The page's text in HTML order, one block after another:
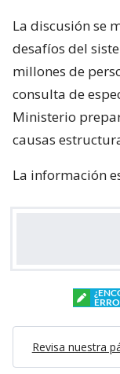
La discusión se
desafíos del
millones de
consulta de
Ministerio
causas
La información
Revisa nuestra